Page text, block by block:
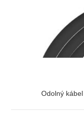
Odolný